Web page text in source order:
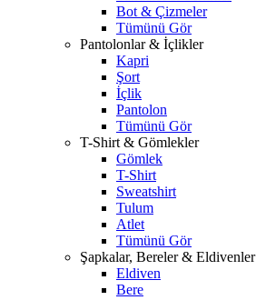
Bot & Çizmeler
Tümünü Gör
Pantolonlar & İçlikler
Kapri
Şort
İçlik
Pantolon
Tümünü Gör
T-Shirt & Gömlekler
Gömlek
T-Shirt
Sweatshirt
Tulum
Atlet
Tümünü Gör
Şapkalar, Bereler & Eldivenler
Eldiven
Bere